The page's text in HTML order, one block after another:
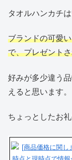
タオルハンカチ
ブランドの可愛
で、プレゼント
好みが多少違う
えると思います。
ちょっとしたお